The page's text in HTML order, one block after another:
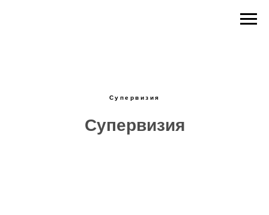
Супервизия
Супервизия